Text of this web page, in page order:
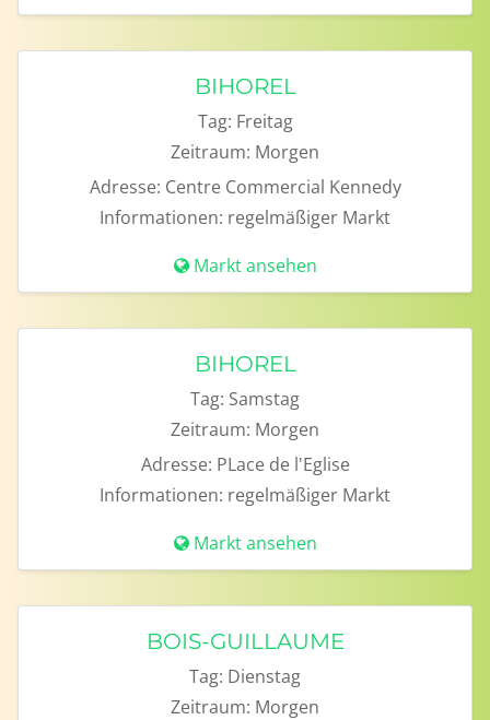
BIHOREL
Tag: Freitag
Zeitraum: Morgen
Adresse: Centre Commercial Kennedy
Informationen: regelmäßiger Markt
Markt ansehen
BIHOREL
Tag: Samstag
Zeitraum: Morgen
Adresse: PLace de l'Eglise
Informationen: regelmäßiger Markt
Markt ansehen
BOIS-GUILLAUME
Tag: Dienstag
Zeitraum: Morgen